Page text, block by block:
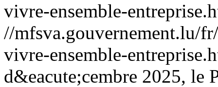
vivre-ensemble-
//mfsva.gouvernement.lu/
vivre-ensemble-
d&eacute;cembre 2025, le